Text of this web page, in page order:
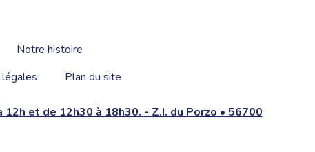
Notre histoire
Plan du site
12h et de 12h30 à 18h30. - Z.I. du Porzo • 56700